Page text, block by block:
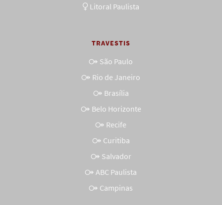
Litoral Paulista
TRAVESTIS
São Paulo
Rio de Janeiro
Brasília
Belo Horizonte
Recife
Curitiba
Salvador
ABC Paulista
Campinas